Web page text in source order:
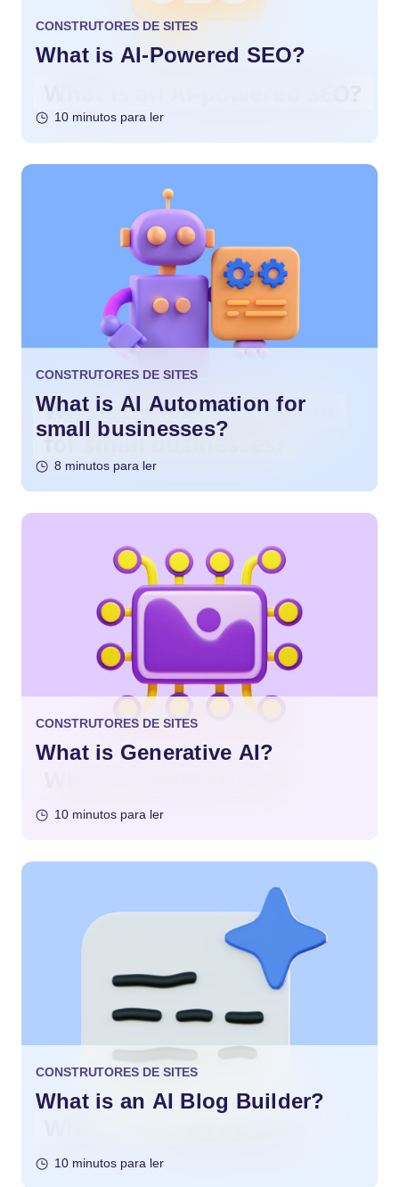
CONSTRUTORES DE SITES
What is AI-Powered SEO?
10 minutos para ler
CONSTRUTORES DE SITES
What is AI Automation for
small businesses?
8 minutos para ler
CONSTRUTORES DE SITES
What is Generative AI?
10 minutos para ler
CONSTRUTORES DE SITES
What is an AI Blog Builder?
10 minutos para ler